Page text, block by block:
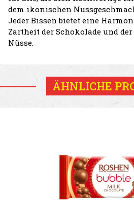
dem ikonischen
Jeder Bissen bietet eine
Zartheit der Schokolade und
Nüsse.
ÄHNLICHE